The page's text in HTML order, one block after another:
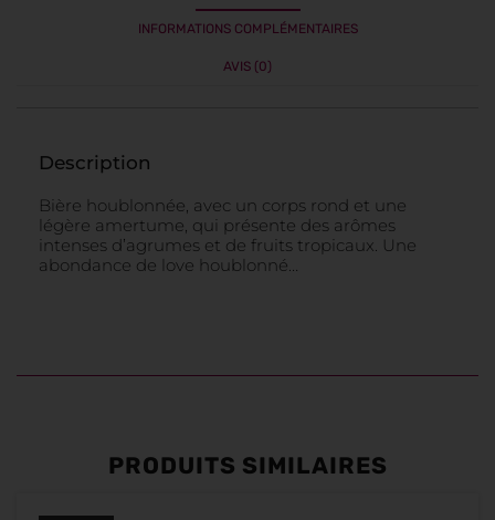
INFORMATIONS COMPLÉMENTAIRES
AVIS (0)
Description
Bière houblonnée, avec un corps rond et une
légère amertume, qui présente des arômes
intenses d’agrumes et de fruits tropicaux. Une
abondance de love houblonné…
PRODUITS SIMILAIRES